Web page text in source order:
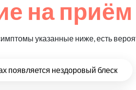
на
указанные ниже, есть
появляется нездоровый блеск